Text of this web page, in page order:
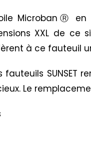
MicrobanⓇ en
XXL de ce
à ce fauteuil
fauteuils
Le